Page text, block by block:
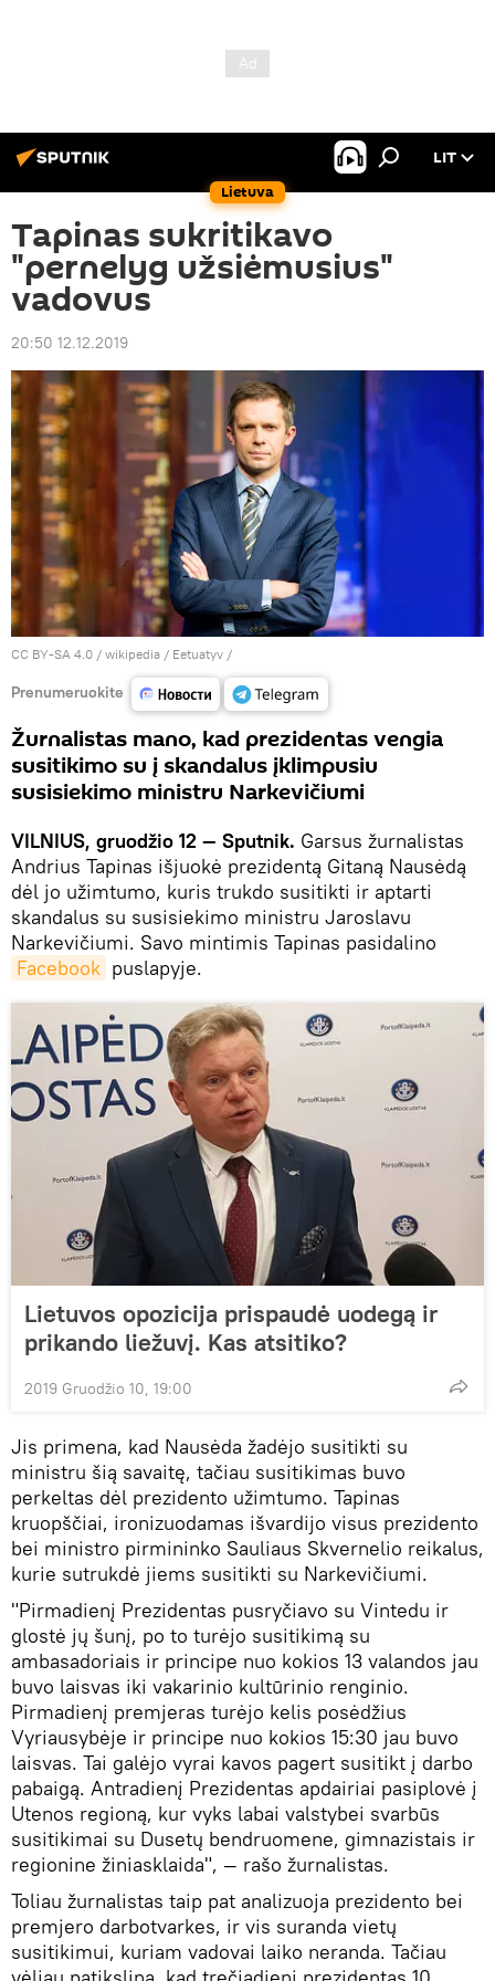
Lietuva
LIT
Tapinas sukritikavo
"pernelyg užsiėmusius"
vadovus
20:50 12.12.2019
CC BY-SA 4.0 / wikipedia / Eetuatyv /
Prenumeruokite
Žurnalistas mano, kad prezidentas vengia
susitikimo su į skandalus įklimpusiu
susisiekimo ministru Narkevičiumi
VILNIUS, gruodžio 12 — Sputnik. Garsus žurnalistas
Andrius Tapinas išjuokė prezidentą Gitaną Nausėdą
dėl jo užimtumo, kuris trukdo susitikti ir aptarti
skandalus su susisiekimo ministru Jaroslavu
Narkevičiumi. Savo mintimis Tapinas pasidalino
Facebook puslapyje.
Lietuvos opozicija prispaudė uodegą ir
prikando liežuvį. Kas atsitiko?
2019 Gruodžio 10, 19:00
Jis primena, kad Nausėda žadėjo susitikti su
ministru šią savaitę, tačiau susitikimas buvo
perkeltas dėl prezidento užimtumo. Tapinas
kruopščiai, ironizuodamas išvardijo visus prezidento
bei ministro pirmininko Sauliaus Skvernelio reikalus,
kurie sutrukdė jiems susitikti su Narkevičiumi.
"Pirmadienį Prezidentas pusryčiavo su Vintedu ir
glostė jų šunį, po to turėjo susitikimą su
ambasadoriais ir principe nuo kokios 13 valandos jau
buvo laisvas iki vakarinio kultūrinio renginio.
Pirmadienį premjeras turėjo kelis posėdžius
Vyriausybėje ir principe nuo kokios 15:30 jau buvo
laisvas. Tai galėjo vyrai kavos pagert susitikt į darbo
pabaigą. Antradienį Prezidentas apdairiai pasiplovė į
Utenos regioną, kur vyks labai valstybei svarbūs
susitikimai su Dusetų bendruomene, gimnazistais ir
regionine žiniasklaida", — rašo žurnalistas.
Toliau žurnalistas taip pat analizuoja prezidento bei
premjero darbotvarkes, ir vis suranda vietų
susitikimui, kuriam vadovai laiko neranda. Tačiau